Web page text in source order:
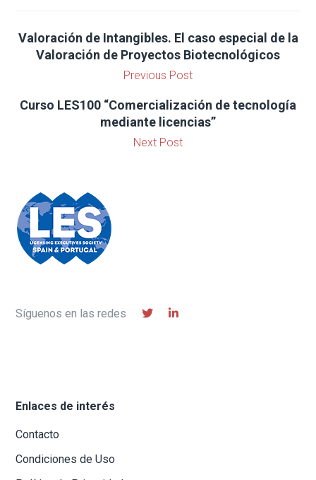
Valoración de Intangibles. El caso especial de la
Valoración de Proyectos Biotecnológicos
Previous Post
Curso LES100 “Comercialización de tecnología
mediante licencias”
Next Post
Síguenos en las redes
Enlaces de interés
Contacto
Condiciones de Uso